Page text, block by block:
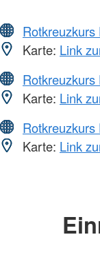
Karte: Link
Rotkreuzkurs
Karte: Link
Rotkreuzkurs
Karte: Link